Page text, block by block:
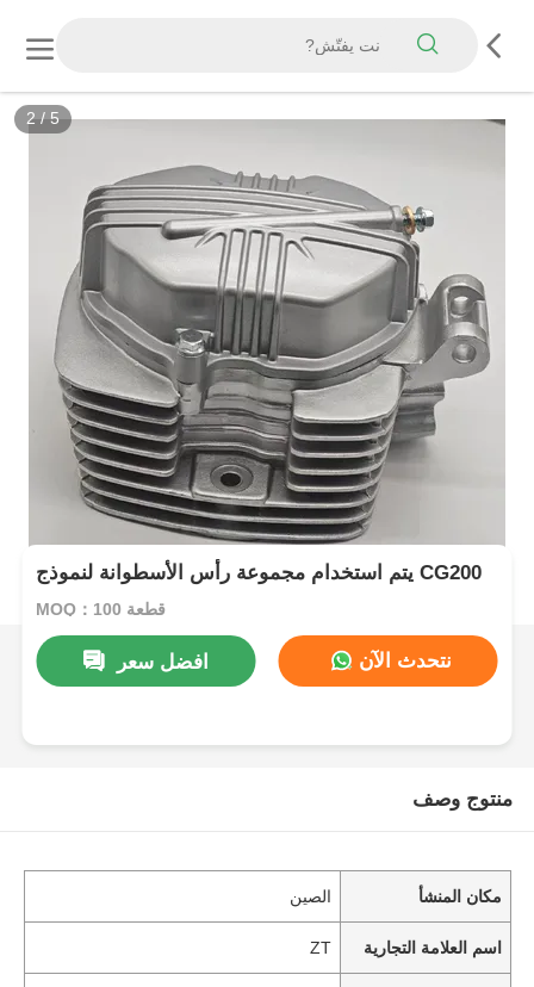
2/5
يتم استخدام مجموعة رأس الأسطوانة لنموذج CG200
MOQ：100 قطعة
افضل سعر نتحدث الآن
منتوج وصف
مكان المنشأ الصين
اسم العلامة التجارية ZT